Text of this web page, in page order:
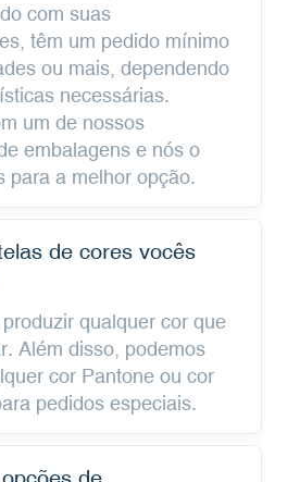
com suas
têm um pedido mínimo
ou mais, dependendo
necessárias.
um de nossos
embalagens e nós o
para a melhor opção.
de cores vocês
qualquer cor que
Além disso, podemos
cor Pantone ou cor
pedidos especiais.
de